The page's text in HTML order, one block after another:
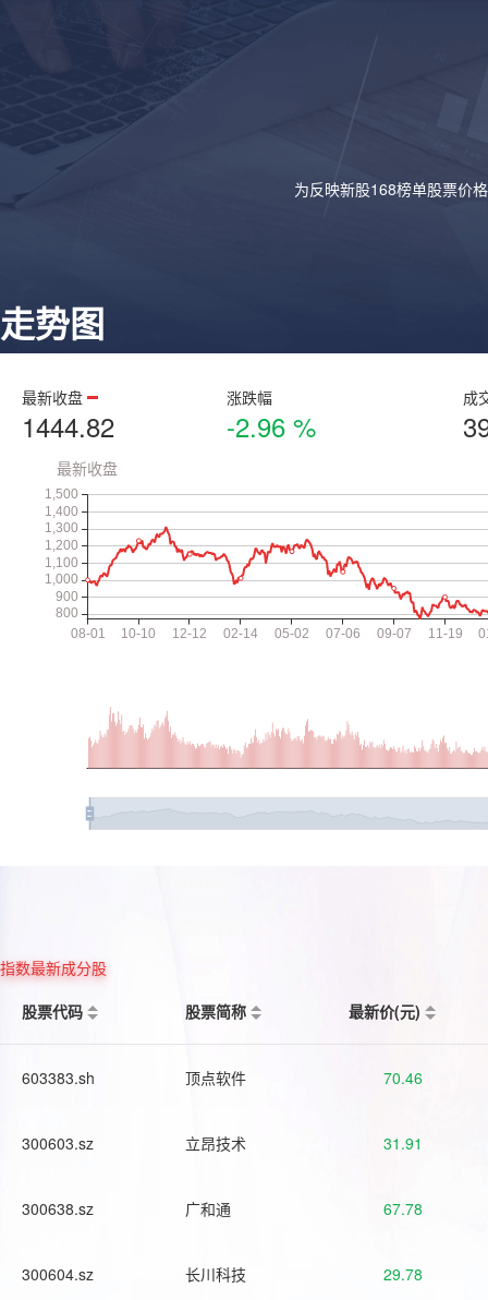
为反映新股168榜单股票价
走势图
最新收盘
1444.82
涨跌幅
-2.96 %
成
指数最新成分股
股票代码
股票简称 最新价(元)
603383.sh 顶点软件 70.46
300603.sz 立昂技术 31.91
300638.sz 广和通 67.78
300604.sz 长川科技 29.78